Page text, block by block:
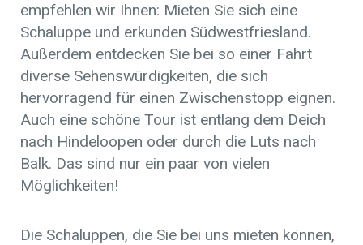
empfehlen wir Ihnen: Mieten Sie sich eine
Schaluppe und erkunden Südwestfriesland.
Außerdem entdecken Sie bei so einer Fahrt
diverse Sehenswürdigkeiten, die sich
hervorragend für einen Zwischenstopp eignen.
Auch eine schöne Tour ist entlang dem Deich
nach Hindeloopen oder durch die Luts nach
Balk. Das sind nur ein paar von vielen
Möglichkeiten!
Die Schaluppen, die Sie bei uns mieten können,